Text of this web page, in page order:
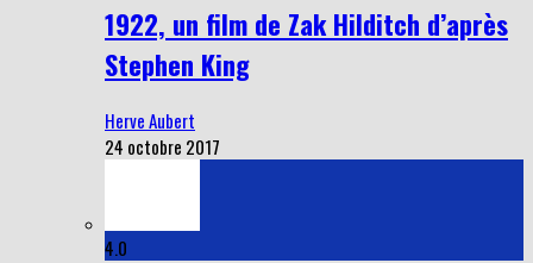
1922, un film de Zak Hilditch d’après
Stephen King
Herve Aubert
24 octobre 2017
4.0